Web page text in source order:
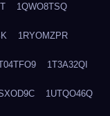
1QWO8TSQ
1RYOMZPR
1T3A32QI
1UTQO46Q